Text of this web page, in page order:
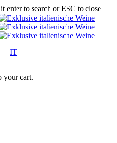
enter to search or ESC to close
IT
your cart.